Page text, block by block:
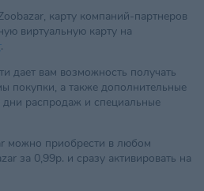
карту компаний-партнеров
виртуальную карту на
.
дает вам возможность получать
покупки, а также дополнительные
распродаж и специальные
можно приобрести в любом
за 0,99р. и сразу активировать на